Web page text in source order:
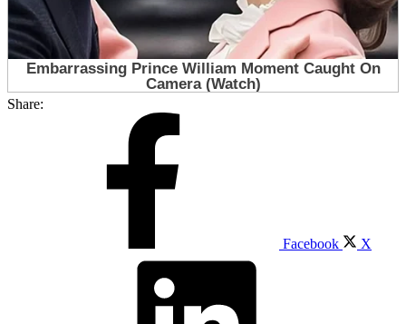
Share:
Facebook X